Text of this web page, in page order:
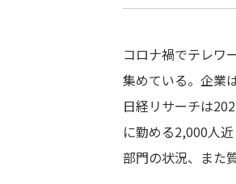
コロナ禍でテレワ
集めている。企業
日経リサーチは
に勤める2,000人
部門の状況、また